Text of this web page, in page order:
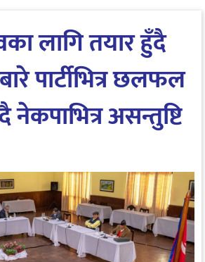
लागि तयार हुँदै
पार्टीभित्र छलफल
असन्तुष्टि